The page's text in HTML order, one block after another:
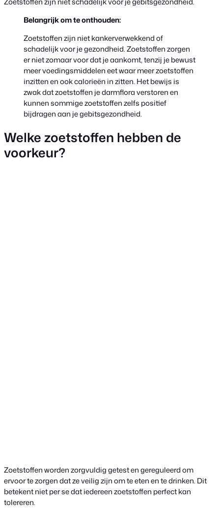
Belangrijk om te onthouden:
Zoetstoffen zijn niet kankerverwekkend of
schadelijk voor je gezondheid. Zoetstoffen zorgen
er niet zomaar voor dat je aankomt, tenzij je bewust
meer voedingsmiddelen eet waar meer zoetstoffen
inzitten en ook calorieën in zitten. Het bewijs is
zwak dat zoetstoffen je darmflora verstoren en
kunnen sommige zoetstoffen zelfs positief
bijdragen aan je gebitsgezondheid.
Welke zoetstoffen hebben de
voorkeur?
Zoetstoffen worden zorgvuldig getest en gereguleerd om
ervoor te zorgen dat ze veilig zijn om te eten en te drinken. Dit
betekent niet per se dat iedereen zoetstoffen perfect kan
tolereren.